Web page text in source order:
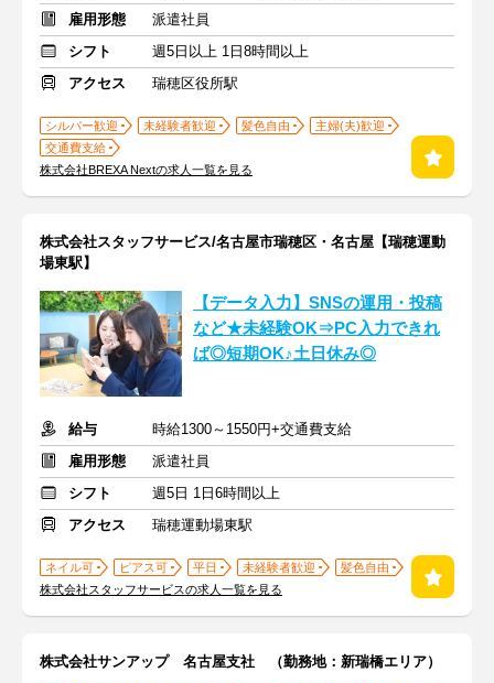
雇用形態
派遣社員
シフト
週5日以上 1日8時間以上
アクセス
瑞穂区役所駅
シルバー歓迎 未経験者歓迎 髪色自由
主婦(夫)歓迎
交通費支給
株式会社BREXA Nextの求人一覧を見る
株式会社スタッフサービス/名古屋市瑞穂区・名古屋【瑞穂運動
場東駅】
【データ入力】SNSの運用・投稿
など★未経験OK⇒PC入力できれ
ば◎短期OK♪土日休み◎
給与
時給1300～1550円+交通費支給
雇用形態
派遣社員
シフト
週5日 1日6時間以上
アクセス
瑞穂運動場東駅
ネイル可 ピアス可 平日 未経験者歓迎
髪色自由
株式会社スタッフサービスの求人一覧を見る
株式会社サンアップ 名古屋支社 （勤務地：新瑞橋エリア）